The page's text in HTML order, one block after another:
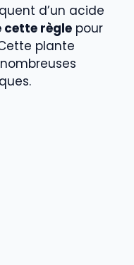
d’un acide
cette règle pour
plante